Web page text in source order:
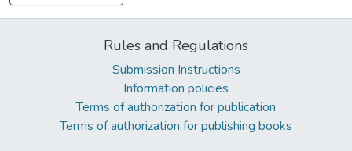
Rules and Regulations
Submission Instructions
Information policies
Terms of authorization for publication
Terms of authorization for publishing books